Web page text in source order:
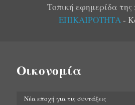
Τοπική εφημερίδα της
ΕΠΙΚΑΙΡΟΤΗΤΑ-
Οικονομία
Νέα εποχή για τις συντάξεις